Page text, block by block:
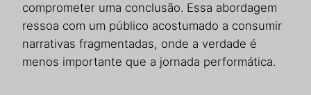
comprometer uma conclusão. Essa abordagem
ressoa com um público acostumado a consumir
narrativas fragmentadas, onde a verdade é
menos importante que a jornada performática.